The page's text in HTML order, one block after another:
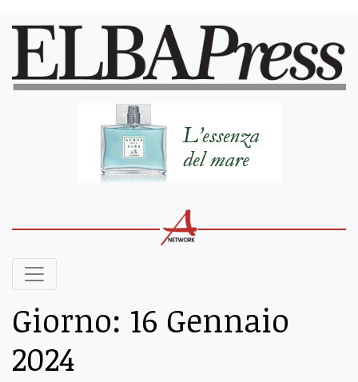
Giorno: 16 Gennaio
2024